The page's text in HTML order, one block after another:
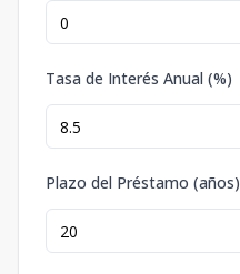
Tasa de Interés Anual (%)
Plazo del Préstamo (años)